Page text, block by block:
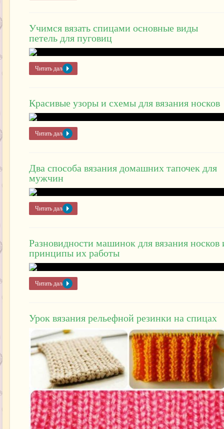
Учимся вязать спицами основные виды
петель для пуговиц
Читать далее »
Красивые узоры и схемы для вязания носков
Читать далее »
Два способа вязания домашних тапочек для
мужчин
Читать далее »
Разновидности машинок для вязания носков
принципы их работы
Читать далее »
Урок вязания рельефной резинки на спицах